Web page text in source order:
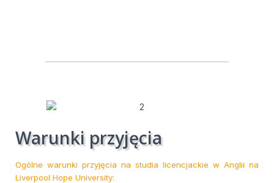
Warunki przyjęcia
Ogólne warunki przyjęcia na studia licencjackie w Anglii na
Liverpool Hope University: